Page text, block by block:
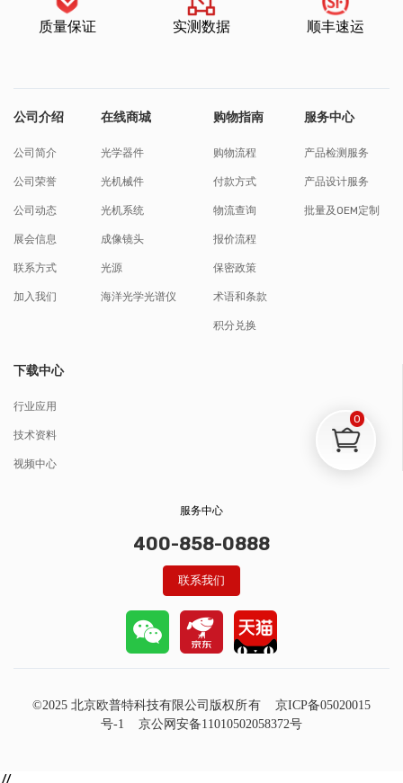
质量保证 实测数据 顺丰速运
公司介绍
公司简介
公司荣誉
公司动态
展会信息
联系方式
加入我们
在线商城
光学器件
光机械件
光机系统
成像镜头
光源
海洋光学光谱仪
购物指南
购物流程
付款方式
物流查询
报价流程
保密政策
术语和条款
积分兑换
服务中心
产品检测服务
产品设计服务
批量及OEM定制
下载中心
行业应用
技术资料
视频中心
服务中心
400-858-0888
联系我们
©2025 北京欧普特科技有限公司版权所有 京ICP备05020015
号-1
京公网安备11010502058372号
0